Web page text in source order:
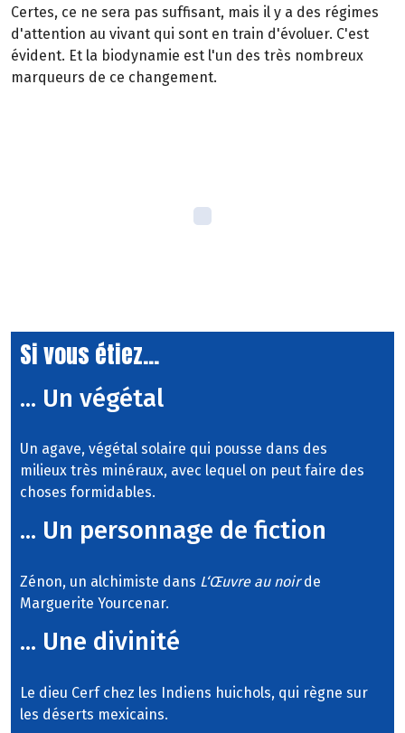
Certes, ce ne sera pas suffisant, mais il y a des régimes
d'attention au vivant qui sont en train d'évoluer. C'est
évident. Et la biodynamie est l'un des très nombreux
marqueurs de ce changement.
Si vous étiez...
... Un végétal
Un agave, végétal solaire qui pousse dans des
milieux très minéraux, avec lequel on peut faire des
choses formidables.
... Un personnage de fiction
Zénon, un alchimiste dans L‘Œuvre au noirde
Marguerite Yourcenar.
... Une divinité
Le dieu Cerf chez les Indiens huichols, qui règne sur
les déserts mexicains.